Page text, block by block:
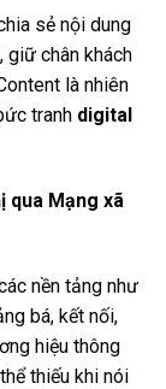
sẻ nội dung
giữ chân khách
là nhiên
tranh digital
qua Mạng xã
nền tảng như
bá, kết nối,
hiệu thông
thiếu khi nói